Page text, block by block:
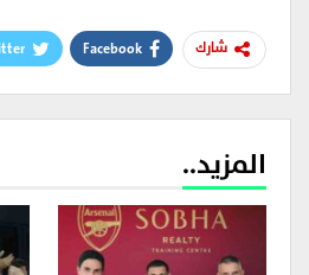
شارك Facebook
المزيد..